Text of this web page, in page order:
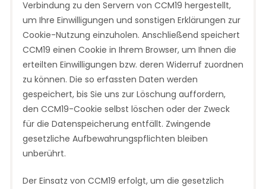
Verbindung zu den Servern von CCM19 hergestellt,
um Ihre Einwilligungen und sonstigen Erklärungen zur
Cookie-Nutzung einzuholen. Anschließend speichert
CCM19 einen Cookie in Ihrem Browser, um Ihnen die
erteilten Einwilligungen bzw. deren Widerruf zuordnen
zu können. Die so erfassten Daten werden
gespeichert, bis Sie uns zur Löschung auffordern,
den CCM19-Cookie selbst löschen oder der Zweck
für die Datenspeicherung entfällt. Zwingende
gesetzliche Aufbewahrungspflichten bleiben
unberührt.
Der Einsatz von CCM19 erfolgt, um die gesetzlich